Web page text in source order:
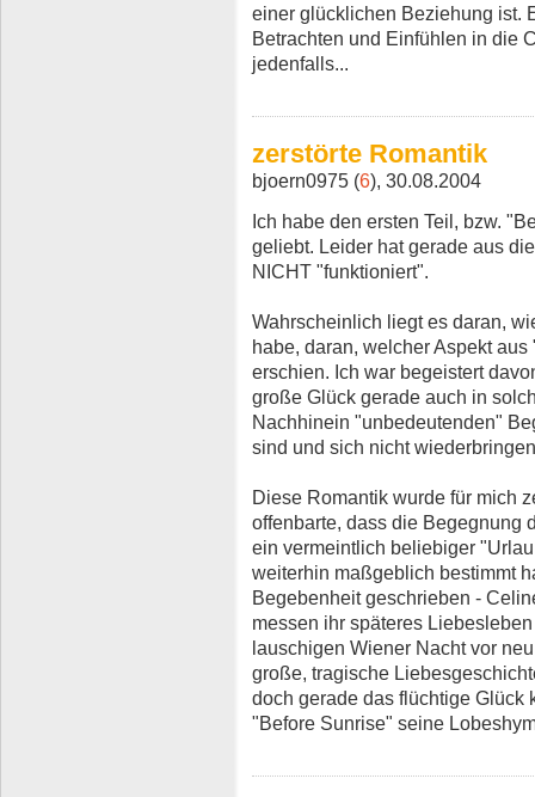
einer glücklichen Beziehung ist.
Betrachten und Einfühlen in die
jedenfalls...
zerstörte Romantik
bjoern0975 (6), 30.08.2004
Ich habe den ersten Teil, bzw.
geliebt. Leider hat gerade aus
NICHT "funktioniert".
Wahrscheinlich liegt es daran,
habe, daran, welcher Aspekt
erschien. Ich war begeistert
große Glück gerade auch in
Nachhinein "unbedeutenden"
sind und sich nicht
Diese Romantik wurde für mich
offenbarte, dass die Begegnung
ein vermeintlich beliebiger
weiterhin maßgeblich bestimmt
Begebenheit geschrieben -
messen ihr späteres
lauschigen Wiener Nacht vor
große, tragische
doch gerade das flüchtige Glück
"Before Sunrise" seine